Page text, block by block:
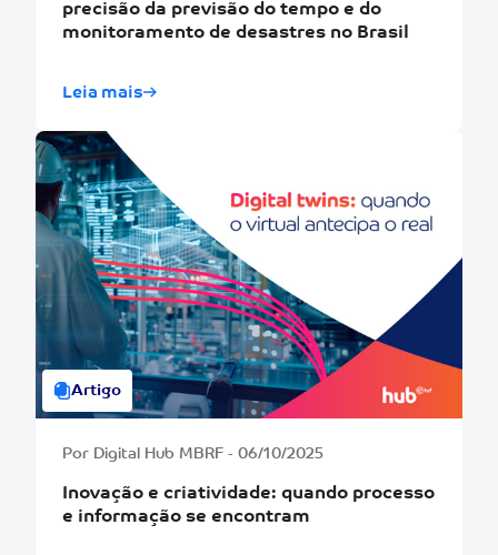
precisão da previsão do tempo e do
monitoramento de desastres no Brasil
Leia mais
Artigo
Por Digital Hub MBRF - 06/10/2025
Inovação e criatividade: quando processo
e informação se encontram